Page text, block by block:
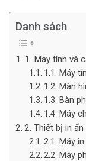
Danh sách
1. Máy tính và
1.1. Máy
1.2. Màn
1.3. Bàn
1.4. Máy
2. Thiết bị in
2.1. Máy in
2.2. Máy